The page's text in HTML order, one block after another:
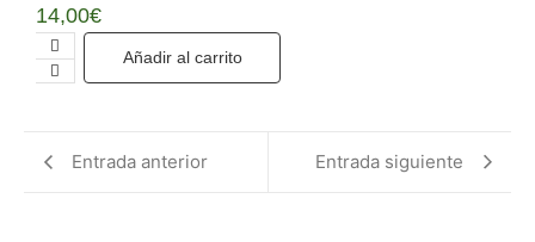
14,00€
Añadir al carrito
Entrada anterior Entrada siguiente